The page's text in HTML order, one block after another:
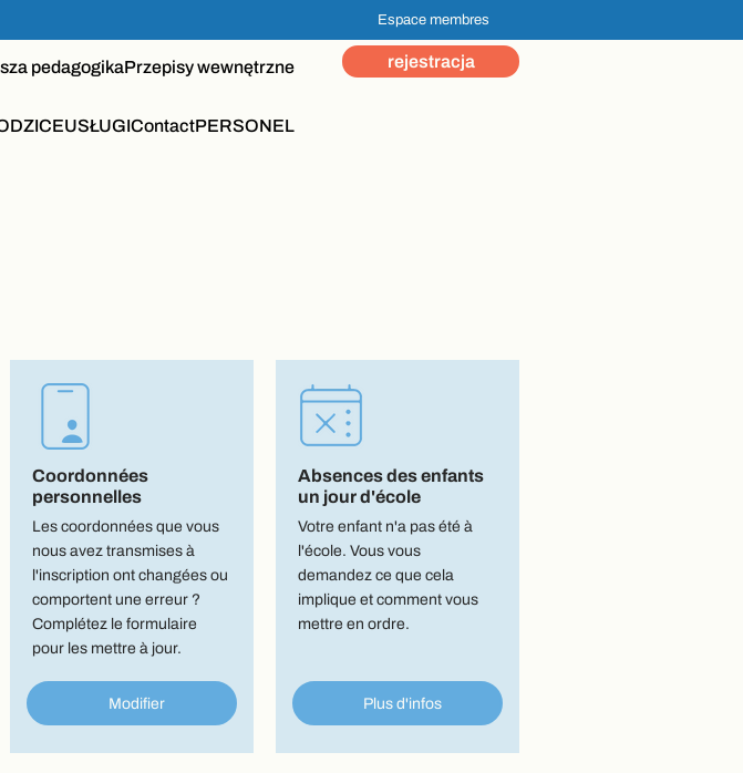
Espace membres
pedagogikaPrzepisy wewnętrzne
USŁUGIContactPERSONEL
rejestracja
Coordonnées
personnelles
Les coordonnées que vous
nous avez transmises à
l'inscription ont changées ou
comportent une erreur ?
Complétez le formulaire
pour les mettre à jour.
Modifier
Absences des enfants
un jour d'école
Votre enfant n'a pas été à
l'école. Vous vous
demandez ce que cela
implique et comment vous
mettre en ordre.
Plus d'infos